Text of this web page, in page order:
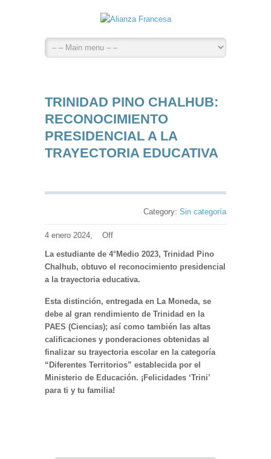
TRINIDAD PINO CHALHUB:
RECONOCIMIENTO
PRESIDENCIAL A LA
TRAYECTORIA EDUCATIVA
Category: Sin categoría
4 enero 2024, Off
La estudiante de 4°Medio 2023, Trinidad Pino
Chalhub, obtuvo el reconocimiento presidencial
a la trayectoria educativa.
Esta distinción, entregada en La Moneda, se
debe al gran rendimiento de Trinidad en la
PAES (Ciencias); así como también las altas
calificaciones y ponderaciones obtenidas al
finalizar su trayectoria escolar en la categoría
“Diferentes Territorios” establecida por el
Ministerio de Educación. ¡Felicidades ‘Trini’
para ti y tu familia!